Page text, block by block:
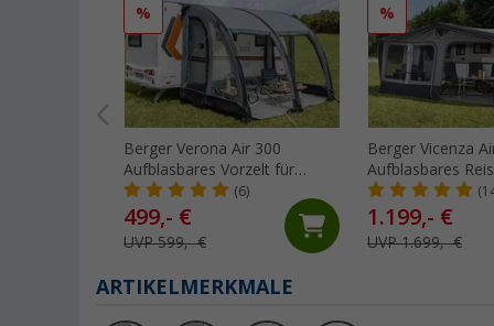
%
Berger Verona Air 300
Aufblasbares Vorzelt für
Wohnwagen, Anbauhöhe 235
- 255 cm
(6)
499,- €
UVP 599,- €
%
Berger Vicenza
Aufblasbares
Wohnwagen
Umlaufmaß
1.199,- €
UVP 1.699,- €
ARTIKELMERKMALE